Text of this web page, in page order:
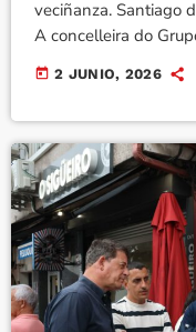
veciñanza. Santiago
A concelleira do
today 2 JUNIO, 2026